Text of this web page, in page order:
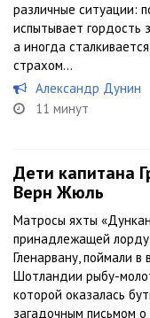
различные ситуации:
испытывает гордость
а иногда
страхом…
Александр Дунин
11 минут
Дети капитана
Верн Жюль
Матросы яхты
принадлежащей
Гленарвану, поймали в
Шотландии рыбу-
которой оказалась
загадочным письмом